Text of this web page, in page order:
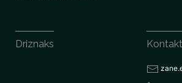
Driznaks